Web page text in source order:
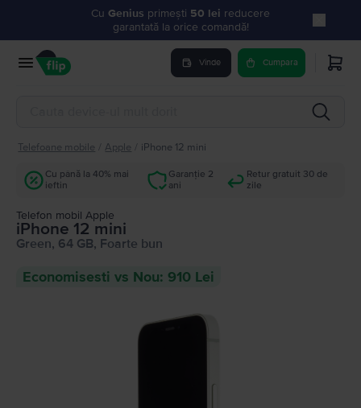
Cu Genius primești 50 lei reducere
garantată la orice comandă!
Vinde Cumpara
Telefoane mobile Apple iPhone 12 mini
Cu până la 40% mai
ieftin
Garanție 2
ani
Retur gratuit 30 de
zile
Telefon mobil Apple
iPhone 12 mini
Green, 64 GB, Foarte bun
Economisesti vs Nou: 910 Lei